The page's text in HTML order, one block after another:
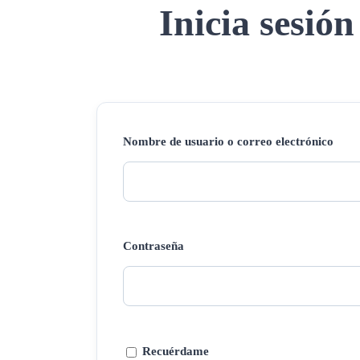
Inicia sesión
Nombre de usuario o correo electrónico
Contraseña
Recuérdame